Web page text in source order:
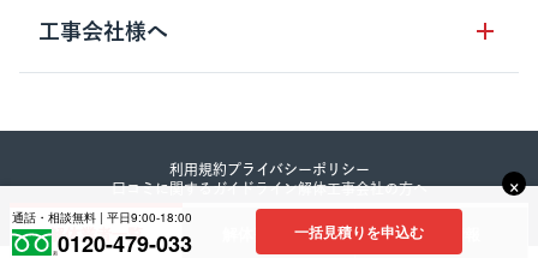
解体業者一覧 解体費用相場 補助金情報
通話・相談無料 | 平日9:00-18:00
0120-479-033 一括見積りを申込む
×
お客さまの声
空き家の処分を検討のお客様へ
大型物件解体をご検討のお客様へ
地域別の解体業者と相場情報
クラッソーネの利用方法
工事の進め方
解体建物・廃棄物・素材
工事中・工事方法
工事会社様へ
©︎2023 Crassone co., Itd.
利用規約プライバシーポリシー
口コミに関するガイドライン解体工事会社の方へ